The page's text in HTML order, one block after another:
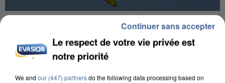
APRÈS TOUTES CES CANICULES, LES REFUGES
DE FAUNE SAUVAGE SONT...
Le respect de votre vie privée est
notre priorité
We and our (447) partnersdo the following data processing based on
Continuer sans accepter